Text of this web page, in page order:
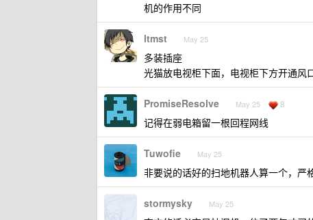
机的作用不同
ltmst May 25
多装插座
光猫放电视柜下面，电视柜下方开通风
PromiseResolve May 25 8
记得在弱电箱留一根回程网线
Tuwofie May 25
非要说的话好的扫地机器人算一个，严
stormysky May 25